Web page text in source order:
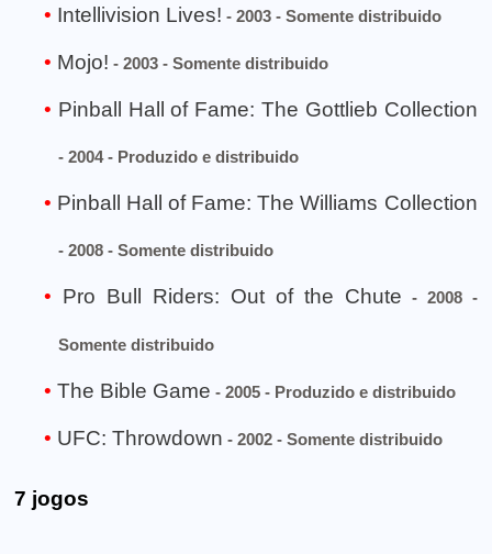
Intellivision Lives! - 2003 - Somente distribuido
Mojo! - 2003 - Somente distribuido
Pinball Hall of Fame: The Gottlieb Collection
- 2004 - Produzido e distribuido
Pinball Hall of Fame: The Williams Collection
- 2008 - Somente distribuido
Pro Bull Riders: Out of the Chute - 2008 -
Somente distribuido
The Bible Game - 2005 - Produzido e distribuido
UFC: Throwdown - 2002 - Somente distribuido
7 jogos